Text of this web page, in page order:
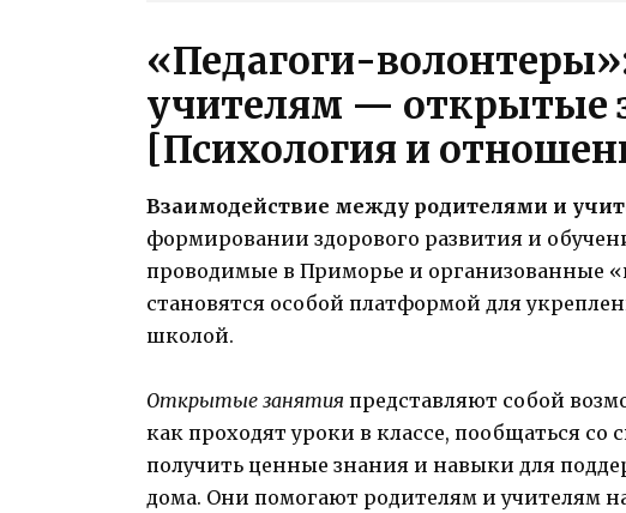
«Педагоги-
учителям — открытые
[Психология и
Взаимодействие между родителями и
формировании здорового развития и
проводимые в Приморье и организованные
становятся особой платформой для
школой.
Открытые занятия представляют собой
как проходят уроки в классе, пообщаться
получить ценные знания и навыки для
дома. Они помогают родителям и учителям